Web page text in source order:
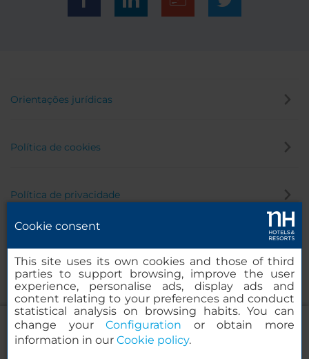
Orientações jurídicas
Política de cookies
Política de privacidade
Cookie consent
This site uses its own cookies and those of third
parties to support browsing, improve the user
experience, personalise ads, display ads and
content relating to your preferences and conduct
statistical analysis on browsing habits. You can
change yourConfiguration or obtain more
information in our Cookie policy.